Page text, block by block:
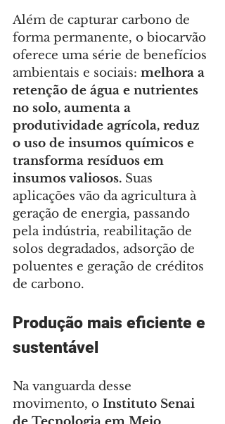
Além de capturar carbono de
forma permanente, o biocarvão
oferece uma série de benefícios
ambientais e sociais: melhora a
retenção de água e nutrientes
no solo, aumenta a
produtividade agrícola, reduz
o uso de insumos químicos e
transforma resíduos em
insumos valiosos. Suas
aplicações vão da agricultura à
geração de energia, passando
pela indústria, reabilitação de
solos degradados, adsorção de
poluentes e geração de créditos
de carbono.
Produção mais eficiente e
sustentável
Na vanguarda desse
movimento, o Instituto Senai